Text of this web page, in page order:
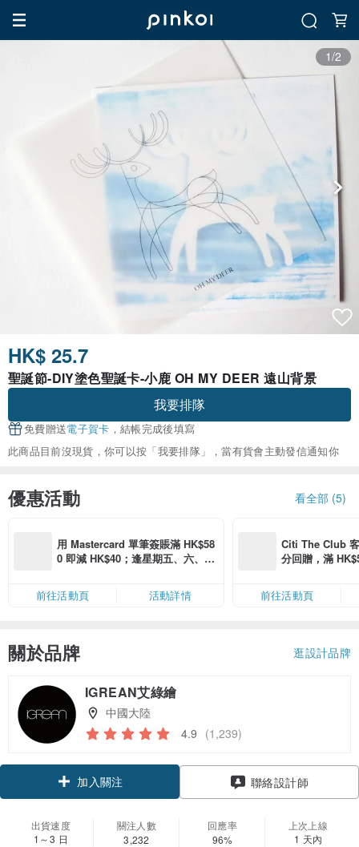
1/2
HK$ 25.7
聖誕節-DIY塗色聖誕卡-小鹿 OH MY DEER 遠山背景
我要排隊
免費贈送電子賀卡 ，結帳完成後填寫
此商品目前沒現貨，你可以按「我要排隊」，當有貨會主動發信通知你
優惠活動 看全部 (5)
用 Mastercard 單筆簽賬滿 HK$58
0 即減 HK$40；逢星期五、六、日
限，額滿即止，僅限「常用信用
卡」結帳）
前往活動頁 活動詳情
Citi The Club
分回贈，滿
前往活動頁
關於品牌 逛設計品牌
IGREAN艾綠繪
中國大陸
4.9 (1,239)
加入關注 聯絡設計師
出貨速度
1～3 日
關注人數
3,232
回應率
96%
上次上線
1 天內